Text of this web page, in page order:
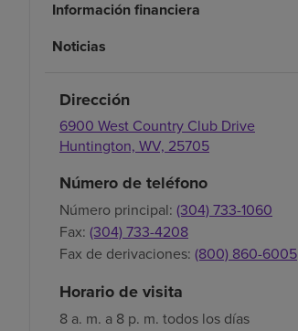
Información financiera
Noticias
Dirección
6900 West Country Club Drive
Huntington, WV, 25705
Número de teléfono
Número principal: (304) 733-1060
Fax: (304) 733-4208
Fax de derivaciones: (800) 860-6005
Horario de visita
8 a. m. a 8 p. m. todos los días